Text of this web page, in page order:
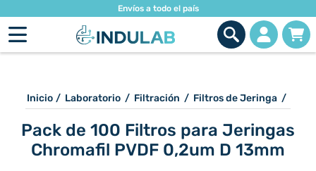
Envíos a todo el país
Inicio / Laboratorio / Filtración / Filtros de Jeringa /
Pack de 100 Filtros para Jeringas
Chromafil PVDF 0,2um D 13mm